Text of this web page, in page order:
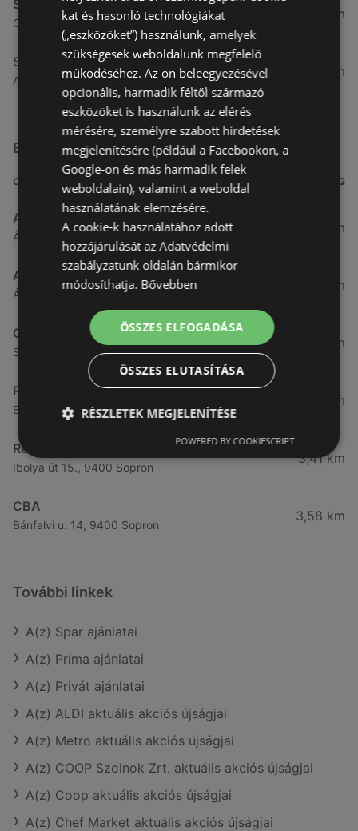
Spar
Csarnok utca 10., 9400 Sopron
4,91 km
Spar
Arany jános utca 16., 9400 Sopron
5,31 km
Egyéb Szupermarketek üzletek a közelben
CÍM TÁVOLSÁG
Aldi
Ágfalvi út 4/A., 9400 Sopron
3,26 km
ALDI
Ágfalvi út 4/a, 9400 Sopron
3,26 km
CBA
Somfalvi u. 14., 9400 Sopron
3,31 km
Reál
Besenyő u. 16., 9400 Sopron
3,32 km
Reál
Ibolya út 15., 9400 Sopron
3,41 km
CBA
Bánfalvi u. 14, 9400 Sopron
3,58 km
További linkek
A(z) Spar ajánlatai
A(z) Príma ajánlatai
A(z) Privát ajánlatai
A(z) ALDI aktuális akciós újságjai
A(z) Metro aktuális akciós újságjai
A(z) COOP Szolnok Zrt. aktuális akciós újságjai
A(z) Coop aktuális akciós újságjai
A(z) Chef Market aktuális akciós újságjai
kat és hasonló technológiákat
(„eszközöket”) használunk, amelyek
szükségesek weboldalunk megfelelő
működéséhez. Az ön beleegyezésével
opcionális, harmadik féltől származó
eszközöket is használunk az elérés
mérésére, személyre szabott hirdetések
megjelenítésére (például a Facebookon, a
Google-on és más harmadik felek
weboldalain), valamint a weboldal
használatának elemzésére.
A cookie-k használatához adott
hozzájárulását az Adatvédelmi
szabályzatunk oldalán bármikor
módosíthatja. Bővebben
ÖSSZES ELFOGADÁSA
ÖSSZES ELUTASÍTÁSA
RÉSZLETEK MEGJELENÍTÉSE
POWERED BY COOKIESCRIPT